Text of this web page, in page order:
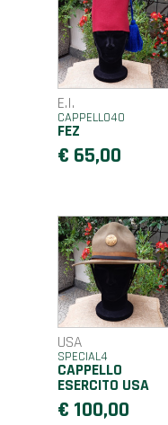
E.I.
CAPPELLO40
FEZ
€ 65,00
USA
SPECIAL4
CAPPELLO
ESERCITO USA
€ 100,00